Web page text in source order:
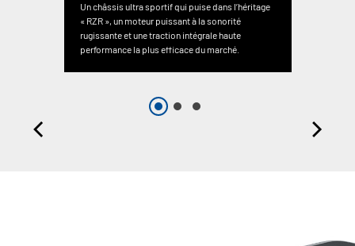
Un châssis ultra sportif qui puise dans l’héritage
« RZR », un moteur puissant à la sonorité
rugissante et une traction intégrale haute
performance la plus efficace du marché.